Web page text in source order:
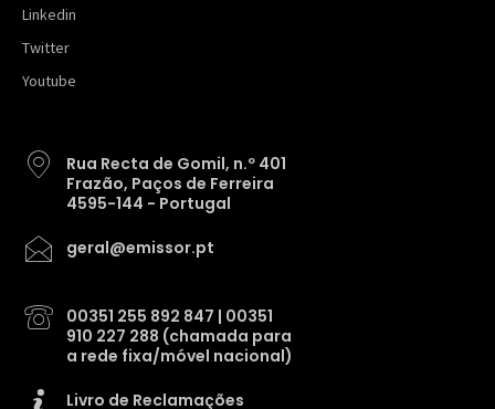
Linkedin
Twitter
Youtube
Rua Recta de Gomil, n.º 401
Frazão, Paços de Ferreira
4595-144 - Portugal
geral@emissor.pt
00351 255 892 847 | 00351
910 227 288 (chamada para
a rede fixa/móvel nacional)
Livro de Reclamações